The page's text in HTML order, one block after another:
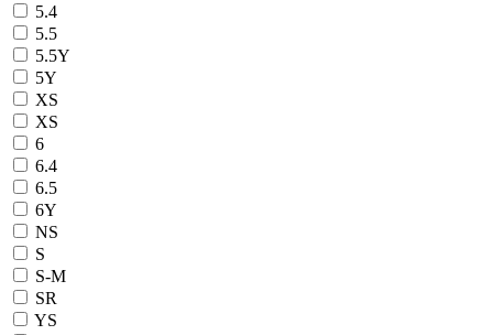
5.4
5.5
5.5Y
5Y
XS
ХS
6
6.4
6.5
6Y
NS
S
S-M
SR
YS